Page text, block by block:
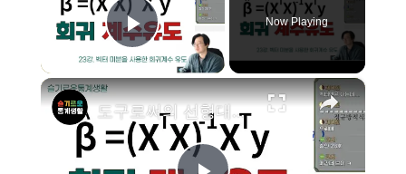
Play Video
Now Playing
×
도구로써의 선형대수학 23강 - 벡터 미분을 이용한 회귀계수 유도하기